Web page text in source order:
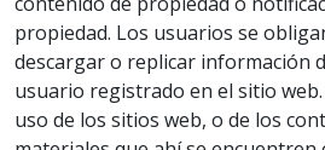
propiedad. Los usuarios se
descargar o replicar información
usuario registrado en el sitio
uso de los sitios web, o de los